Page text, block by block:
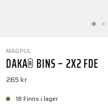
MAGPUL
DAKA® BINS – 2X2 FDE
265 kr
18 Finns i lager